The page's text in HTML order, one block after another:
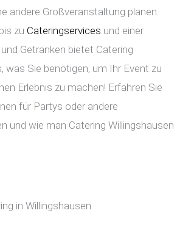
andere Großveranstaltung planen.
zu Cateringservices und einer
Getränken bietet Catering
was Sie benötigen, um Ihr Event zu
Erlebnis zu machen! Erfahren Sie
für Partys oder andere
und wie man Catering Willingshausen
in Willingshausen